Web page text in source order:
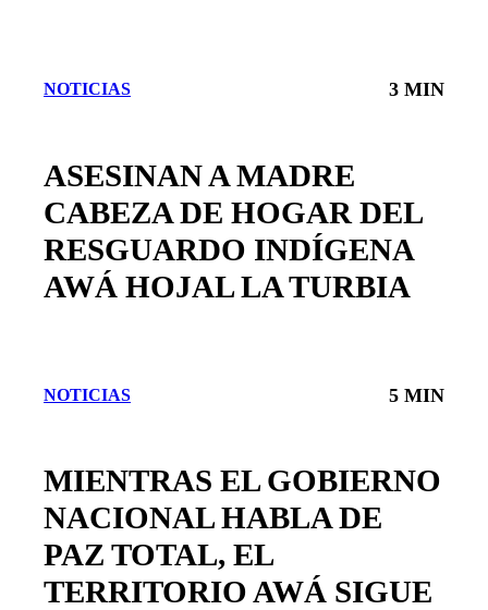
NOTICIAS 3 MIN
ASESINAN A MADRE
CABEZA DE HOGAR DEL
RESGUARDO INDÍGENA
AWÁ HOJAL LA TURBIA
NOTICIAS 5 MIN
MIENTRAS EL GOBIERNO
NACIONAL HABLA DE
PAZ TOTAL, EL
TERRITORIO AWÁ SIGUE